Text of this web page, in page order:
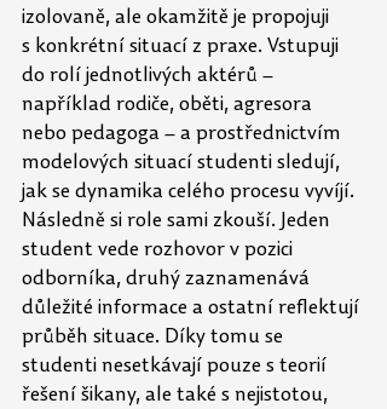
izolovaně, ale okamžitě je propojuji
s konkrétní situací z praxe. Vstupuji
do rolí jednotlivých aktérů –
například rodiče, oběti, agresora
nebo pedagoga – a prostřednictvím
modelových situací studenti sledují,
jak se dynamika celého procesu vyvíjí.
Následně si role sami zkouší. Jeden
student vede rozhovor v pozici
odborníka, druhý zaznamenává
důležité informace a ostatní reflektují
průběh situace. Díky tomu se
studenti nesetkávají pouze s teorií
řešení šikany, ale také s nejistotou,